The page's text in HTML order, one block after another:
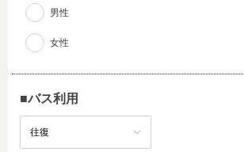
男性
女性
■バス利用